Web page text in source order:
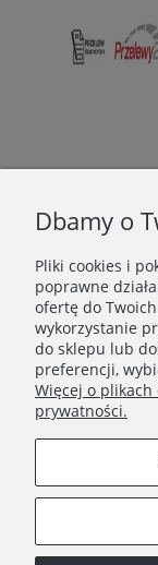
DANE
INFORMACJE
KATEGORIE
Dział
Dbamy o
Pliki cookies i
poprawne
ofertę do
wykorzystanie
do sklepu lub
preferencji,
Więcej o plikach
prywatności.